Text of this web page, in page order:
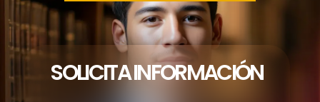
SOLICITA INFORMACIÓN